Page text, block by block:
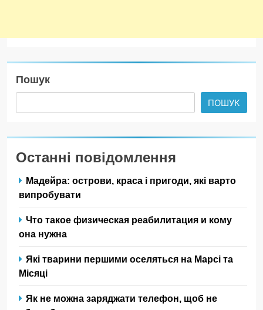
Пошук
ПОШУК
Останні повідомлення
Мадейра: острови, краса і пригоди, які варто
випробувати
Что такое физическая реабилитация и кому
она нужна
Які тварини першими оселяться на Марсі та
Місяці
Як не можна заряджати телефон, щоб не